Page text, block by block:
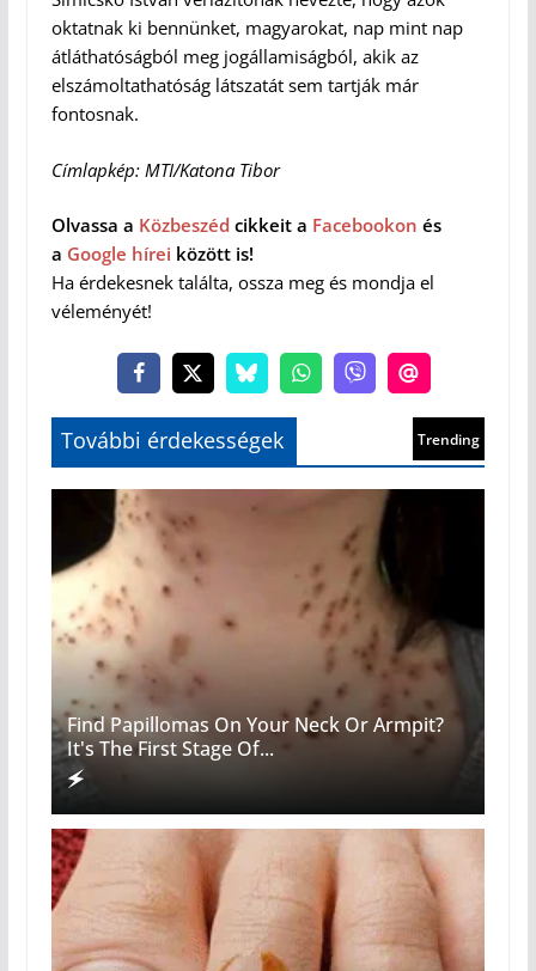
oktatnak ki bennünket, magyarokat, nap mint nap
átláthatóságból meg jogállamiságból, akik az
elszámoltathatóság látszatát sem tartják már
fontosnak.
Címlapkép: MTI/Katona Tibor
Olvassa a Közbeszéd cikkeit a Facebookon és
a Google hírei között is!
Ha érdekesnek találta, ossza meg és mondja el
véleményét!
Find Papillomas On Your Neck Or Armpit?
It's The First Stage Of...